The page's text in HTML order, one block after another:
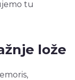
tu
lože